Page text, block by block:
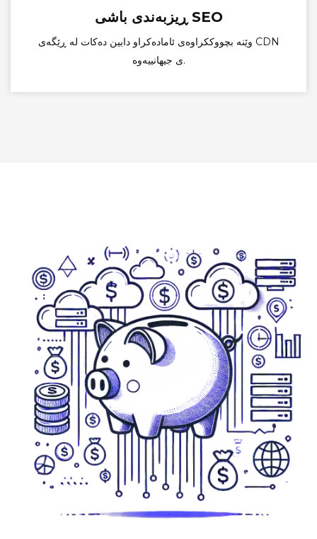
ڕیزبەندی باشی SEO
وێنە بچووککراوەی ئامادەکراو دابین دەکات لە ڕێگەی CDN
ی جیهانییەوە.